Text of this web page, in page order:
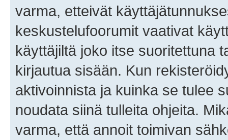
varma, etteivät
keskustelufoorumit vaativat
käyttäjiltä joko itse suoritettuna
kirjautua sisään. Kun
aktivoinnista ja kuinka se tulee
noudata siinä tulleita ohjeita.
varma, että annoit toimivan